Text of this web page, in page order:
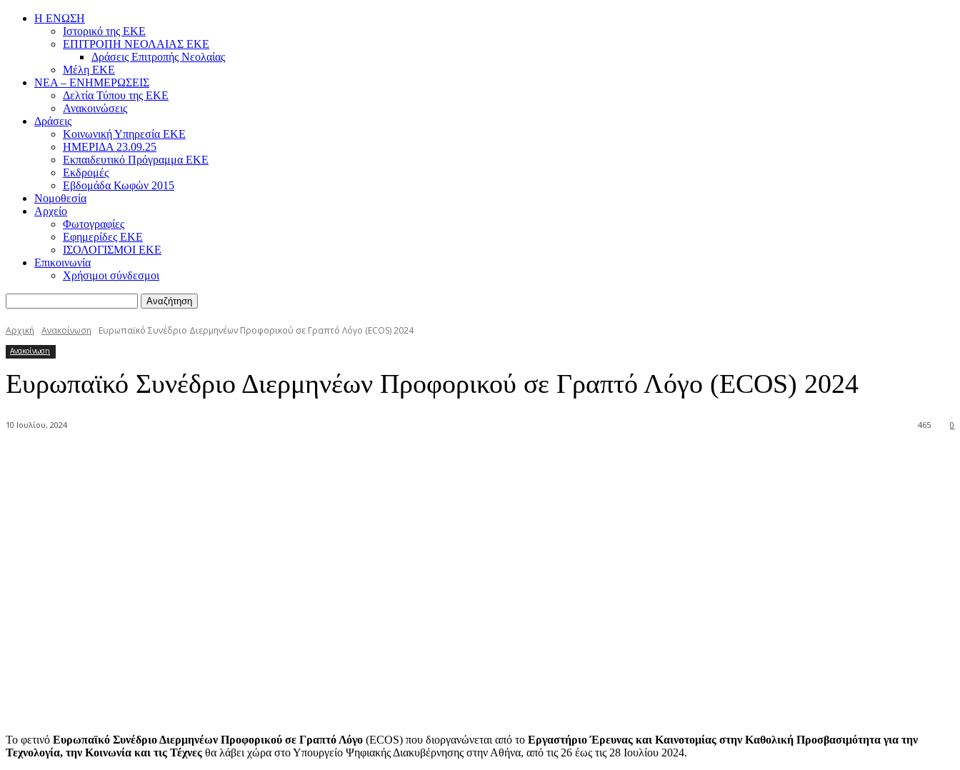
Η ΕΝΩΣΗ
Ιστορικό της ΕΚΕ
ΕΠΙΤΡΟΠΗ ΝΕΟΛΑΙΑΣ ΕΚΕ
Δράσεις Επιτροπής Νεολαίας
Μέλη ΕΚΕ
ΝΕΑ – ΕΝΗΜΕΡΩΣΕΙΣ
Δελτία Τύπου της ΕΚΕ
Ανακοινώσεις
Δράσεις
Κοινωνική Υπηρεσία ΕΚΕ
ΗΜΕΡΙΔΑ 23.09.25
Εκπαιδευτικό Πρόγραμμα ΕΚΕ
Εκδρομές
Εβδομάδα Κωφών 2015
Νομοθεσία
Αρχείο
Φωτογραφίες
Εφημερίδες ΕΚΕ
ΙΣΟΛΟΓΙΣΜΟΙ ΕΚΕ
Επικοινωνία
Χρήσιμοι σύνδεσμοι
Αρχική Ανακοίνωση Ευρωπαϊκό Συνέδριο Διερμηνέων Προφορικού σε Γραπτό Λόγο (ECOS) 2024
Ανακοίνωση
Ευρωπαϊκό Συνέδριο Διερμηνέων Προφορικού σε Γραπτό Λόγο (ECOS) 2024
10 Ιουλίου, 2024 0
465
Το φετινό Ευρωπαϊκό Συνέδριο Διερμηνέων Προφορικού σε Γραπτό Λόγο (ECOS) που διοργανώνεται από το Εργαστήριο Έρευνας και Καινοτομίας στην Καθολική Προσβασιμότητα για την
Τεχνολογία, την Κοινωνία και τις Τέχνες θα λάβει χώρα στο Υπουργείο Ψηφιακής Διακυβέρνησης στην Αθήνα, από τις 26 έως τις 28 Ιουλίου 2024.